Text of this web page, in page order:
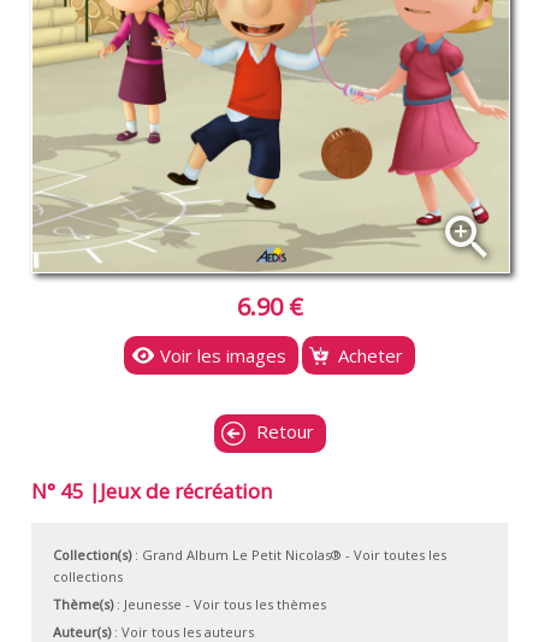
zoom_in
6.90 €
Voir les images Acheter
Retour
N° 45 |Jeux de récréation
Collection(s): Grand Album Le Petit Nicolas® - Voir toutes les
collections
Thème(s): Jeunesse - Voir tous les thèmes
Auteur(s): Voir tous les auteurs